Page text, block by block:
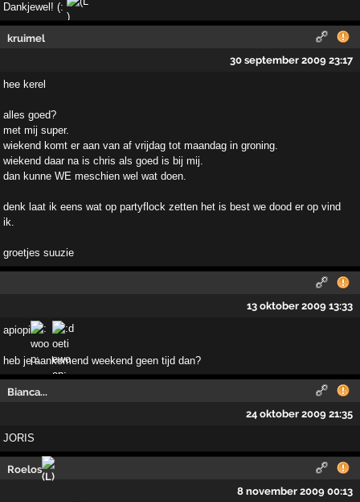
Dankjewel! (:
kruimel
30 september 2009 23:17
hee kerel
alles goed?
met mij super.
wiekend komt er aan van af vrijdag tot maandag in groning.
wiekend daar na is chris als goed is bij mij.
dan kunne WE meschien wel wat doen.
denk laat ik eens wat op partyflock zetten het is best we dood er op vind
ik.
groetjes suuzie
13 oktober 2009 13:33
apiopi
heb je aankomend weekend geen tijd dan?
Bianca...
24 oktober 2009 21:35
JORIS
Roelos
8 november 2009 00:13